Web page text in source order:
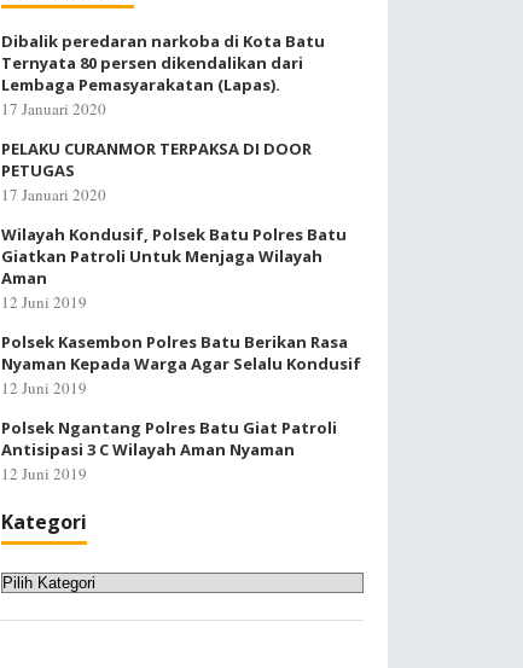
Dibalik peredaran narkoba di Kota Batu
Ternyata 80 persen dikendalikan dari
Lembaga Pemasyarakatan (Lapas).
17 Januari 2020
PELAKU CURANMOR TERPAKSA DI DOOR
PETUGAS
17 Januari 2020
Wilayah Kondusif, Polsek Batu Polres Batu
Giatkan Patroli Untuk Menjaga Wilayah
Aman
12 Juni 2019
Polsek Kasembon Polres Batu Berikan Rasa
Nyaman Kepada Warga Agar Selalu Kondusif
12 Juni 2019
Polsek Ngantang Polres Batu Giat Patroli
Antisipasi 3 C Wilayah Aman Nyaman
12 Juni 2019
Kategori
Kategori